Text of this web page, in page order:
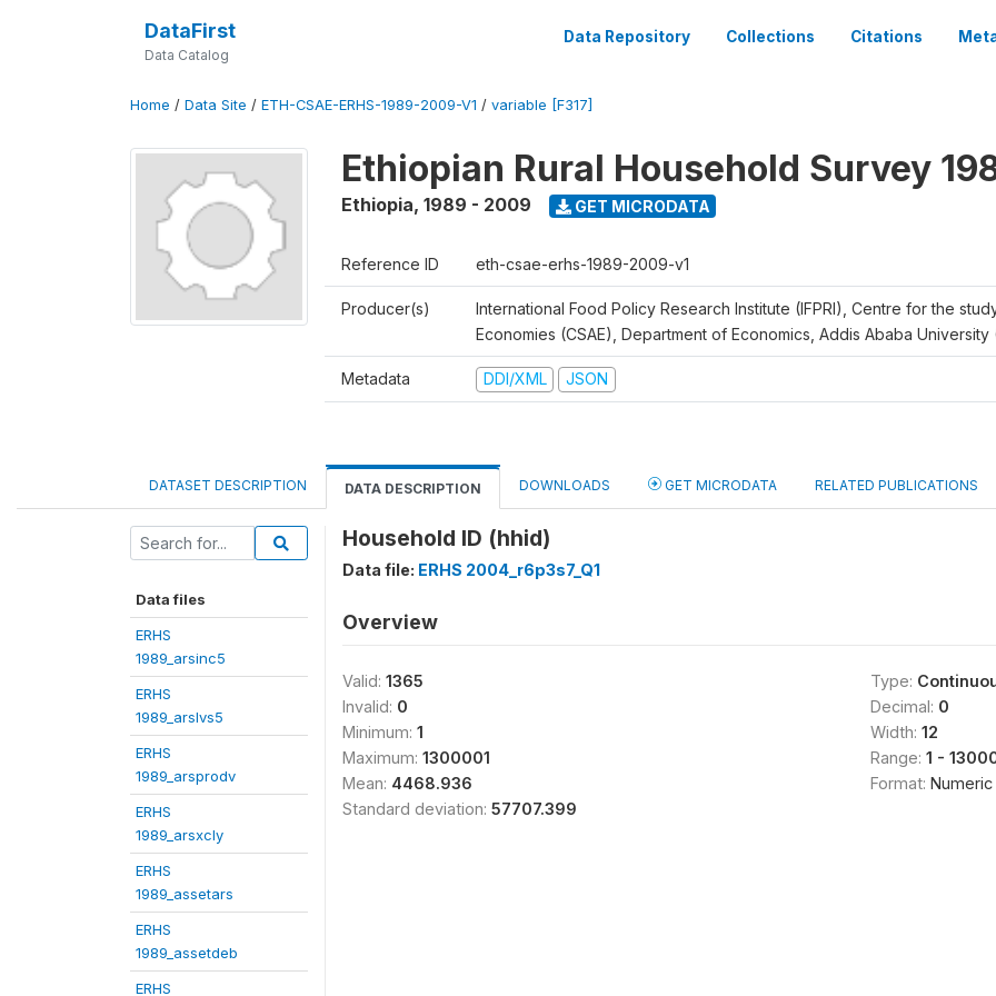
DataFirst
Data Catalog
Data Repository Collections Citations
Home / Data Site / ETH-CSAE-ERHS-1989-2009-V1 / variable [F317]
Ethiopian Rural Household Survey
Ethiopia, 1989 - 2009 GET MICRODATA
Reference ID eth-csae-erhs-1989-2009-v1
Producer(s)
International Food Policy Research Institute (IFPRI), Centre for the
Economies (CSAE), Department of Economics, Addis Ababa University
Metadata DDI/XML JSON
DATASET DESCRIPTION DATA DESCRIPTION DOWNLOADS GET MICRODATA RELATED PUBLICATIONS
Data files
ERHS
1989_arsinc5
ERHS
1989_arslvs5
ERHS
1989_arsprodv
ERHS
1989_arsxcly
ERHS
1989_assetars
ERHS
1989_assetdeb
ERHS
Household ID (hhid)
Data file: ERHS 2004_r6p3s7_Q1
Overview
Valid: 1365
Invalid: 0
Minimum: 1
Maximum: 1300001
Mean: 4468.936
Standard deviation: 57707.399
Type:
Decimal: 0
Width: 12
Range: 1 -
Format: Numeric